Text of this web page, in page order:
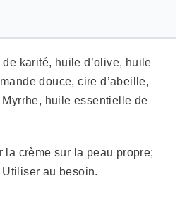
de karité, huile d’olive, huile
douce, cire d’abeille,
huile essentielle de
la crème sur la peau propre;
au besoin.